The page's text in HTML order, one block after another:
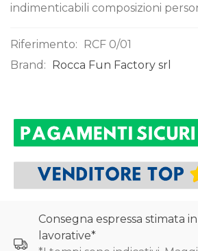
indimenticabili composizioni
Riferimento:
RCF 0/01
Brand:
Rocca Fun Factory srl
Consegna espressa stimata
lavorative*